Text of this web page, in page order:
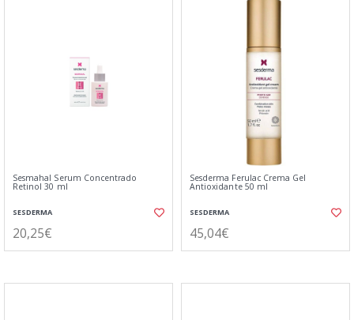
Sesmahal Serum Concentrado
Retinol 30 ml
SESDERMA
20,25€
Sesderma Ferulac Crema Gel
Antioxidante 50 ml
SESDERMA
45,04€